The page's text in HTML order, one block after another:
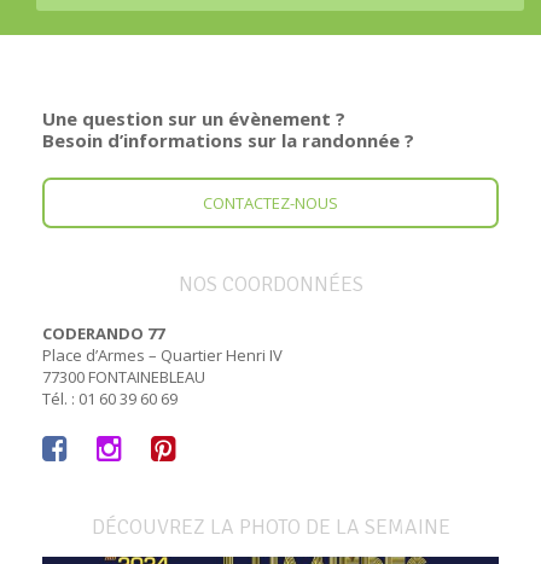
Une question sur un évènement ?
Besoin d’informations sur la randonnée ?
CONTACTEZ-NOUS
NOS COORDONNÉES
CODERANDO 77
Place d’Armes – Quartier Henri IV
77300 FONTAINEBLEAU
Tél. : 01 60 39 60 69
DÉCOUVREZ LA PHOTO DE LA SEMAINE